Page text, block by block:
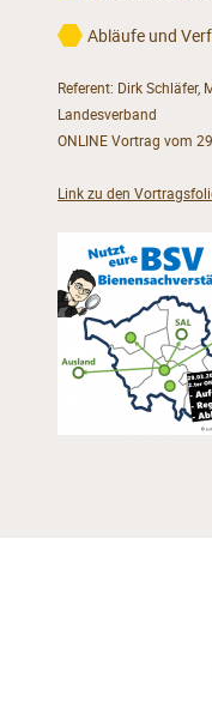
Abläufe und
Referent: Dirk
Landesverband
ONLINE Vortrag vom
Link zu den